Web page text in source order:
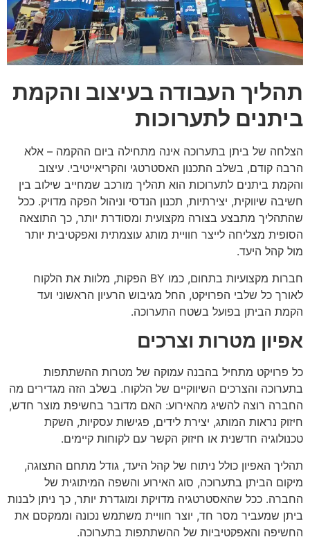
תהליך העבודה בעיצוב והקמת
ביתנים לתערוכות
הצלחה של ביתן בתערוכה אינה מתחילה ביום ההקמה – אלא
הרבה קודם, בשלב התכנון האסטרטגי והקריאייטיבי. עיצוב
והקמת ביתנים לתערוכות הוא תהליך מורכב שמחייב שילוב בין
חשיבה שיווקית, יצירתיות, תכנון הנדסי וניהול הפקה מדויק. ככל
שהתהליך מתבצע בצורה מקצועית ומסודרת יותר, כך התוצאה
הסופית מצליחה לייצר חוויית מותג עוצמתית ואפקטיבית יותר
מול קהל היעד.
חברות מקצועיות בתחום, כמו BY הפקות, מלוות את הלקוח
לאורך כל שלבי הפרויקט, החל מגיבוש הרעיון הראשוני ועד
הקמת הביתן בפועל בשטח התערוכה.
אפיון מטרות וצרכים
כל פרויקט מתחיל בהבנה עמוקה של מטרות ההשתתפות
בתערוכה והצרכים השיווקיים של הלקוח. בשלב הזה מגדירים מה
החברה רוצה להשיג מהאירוע: האם מדובר בחשיפת מוצר חדש,
חיזוק נראות המותג, יצירת לידים, פגישות עסקיות, השקת
טכנולוגיה חדשנית או חיזוק הקשר עם לקוחות קיימים.
תהליך האפיון כולל ניתוח של קהל היעד, גודל מתחם התצוגה,
מיקום הביתן בתערוכה, סוג האירוע והשפה המיתוגית של
החברה. ככל שהאסטרטגיה מדויקת ומוגדרת יותר, כך ניתן לבנות
ביתן שמעביר מסר חד, יוצר חוויית משתמש נכונה וממקסם את
החשיפה והאפקטיביות של ההשתתפות בתערוכה.